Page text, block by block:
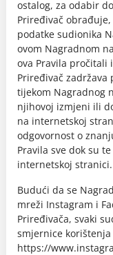
ostalog, za odabir
Priređivač
podatke sudionika
ovom Nagradnom
ova Pravila pročitali
Priređivač zadržava
tijekom Nagradnog
njihovoj izmjeni ili
na internetskoj
odgovornost o
Pravila sve dok su
internetskoj stranici.
Budući da se
mreži Instagram i
Priređivača, svaki
smjernice
https://